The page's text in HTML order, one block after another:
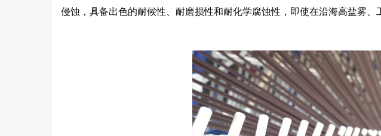
侵蚀，具备出色的耐候性、耐磨损性和耐化学腐蚀性，即使在沿海高盐雾、